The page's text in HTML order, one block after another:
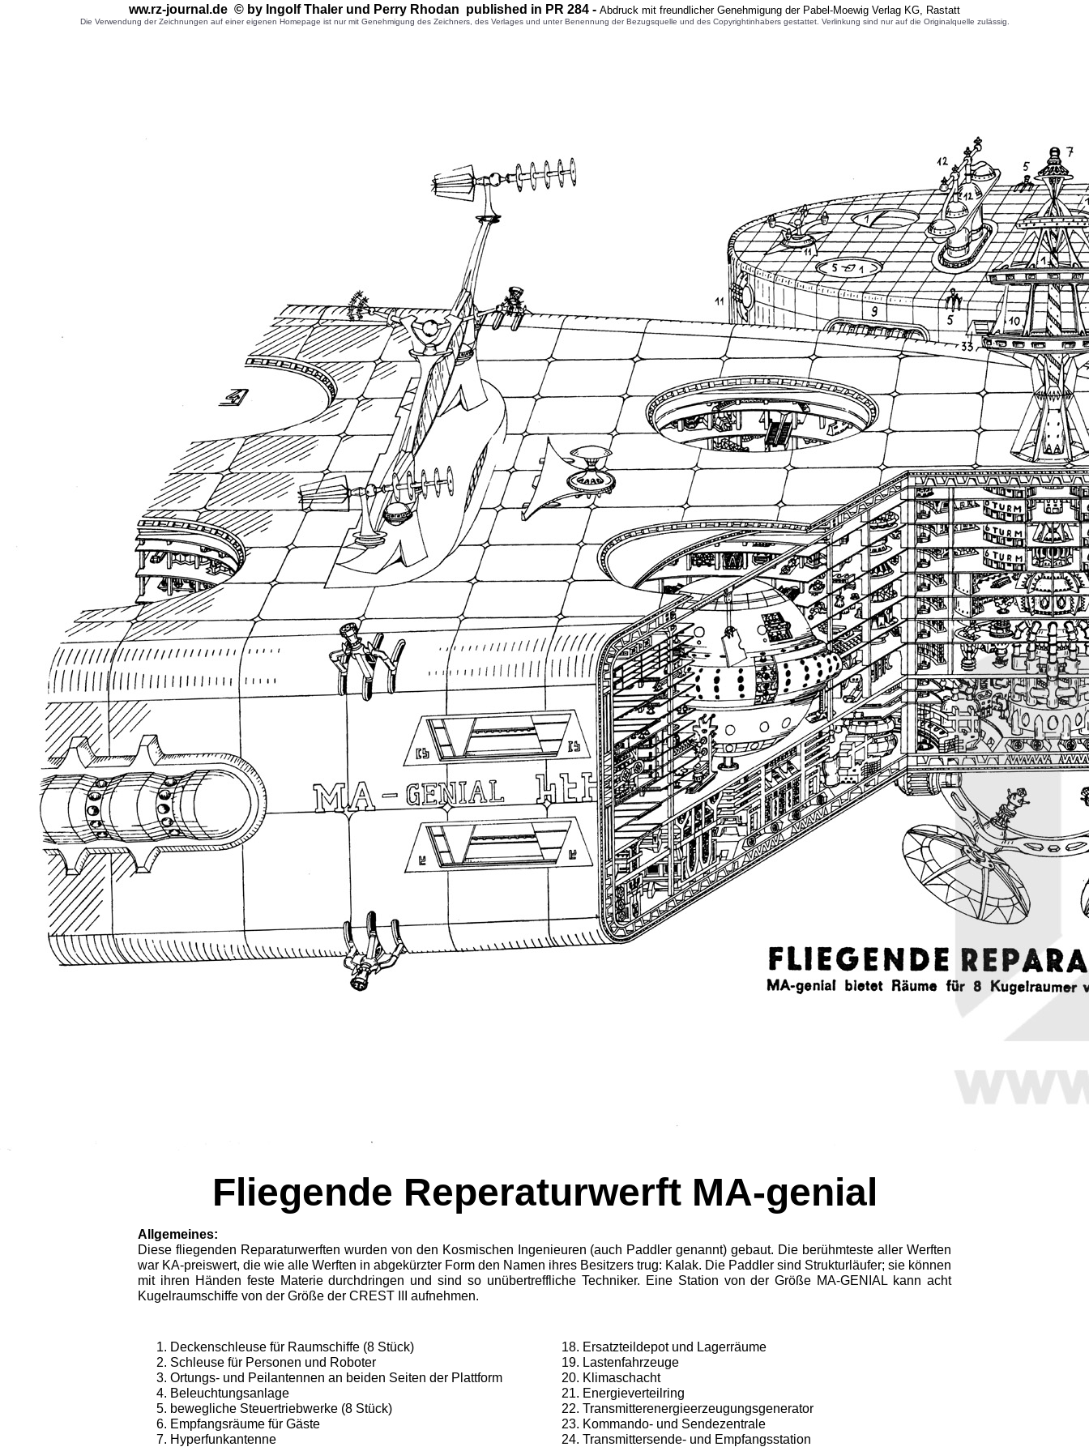
ww.rz-journal.de © by Ingolf Thaler und Perry Rhodan published in PR 284 - Abdruck mit freundlicher Genehmigung der Pabel-Moewig Verlag KG, Rastatt
Die Verwendung der Zeichnungen auf einer eigenen Homepage ist nur mit Genehmigung des Zeichners, des Verlages und unter Benennung der Bezugsquelle und des Copyrightinhabers gestattet. Verlinkung sind nur auf die Originalquelle zulässig.
Fliegende Reperaturwerft MA-genial
Allgemeines:
Diese fliegenden Reparaturwerften wurden von den Kosmischen Ingenieuren (auch Paddler ge­nannt) gebaut. Die berühmteste aller Werften
war KA-preiswert, die wie alle Werften in abgekürzter Form den Namen ihres Besitzers trug: Kalak. Die Paddler sind Strukturläufer; sie können
mit ihren Händen feste Materie durchdringen und sind so unübertreffliche Techniker. Eine Station von der Größe MA-GENIAL kann acht
Kugelraumschiffe von der Größe der CREST III aufnehmen.
Deckenschleuse für Raumschiffe (8 Stück)
Schleuse für Personen und Roboter
Ortungs- und Peilantennen an beiden Seiten der Plattform
Beleuchtungsanlage
bewegliche Steuertriebwerke (8 Stück)
Empfangsräume für Gäste
Hyperfunkantenne
Ersatzteildepot und Lagerräume
Lastenfahrzeuge
Klimaschacht
Energieverteilring
Transmitterenergieerzeugungsgenerator
Kommando- und Sendezentrale
Transmittersende- und Empfangsstation